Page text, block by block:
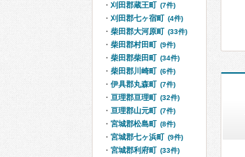
刈田郡蔵王町 (7件)
刈田郡七ヶ宿町 (4件)
柴田郡大河原町 (33件)
柴田郡村田町 (9件)
柴田郡柴田町 (34件)
柴田郡川崎町 (6件)
伊具郡丸森町 (7件)
亘理郡亘理町 (32件)
亘理郡山元町 (7件)
宮城郡松島町 (8件)
宮城郡七ヶ浜町 (9件)
宮城郡利府町 (33件)